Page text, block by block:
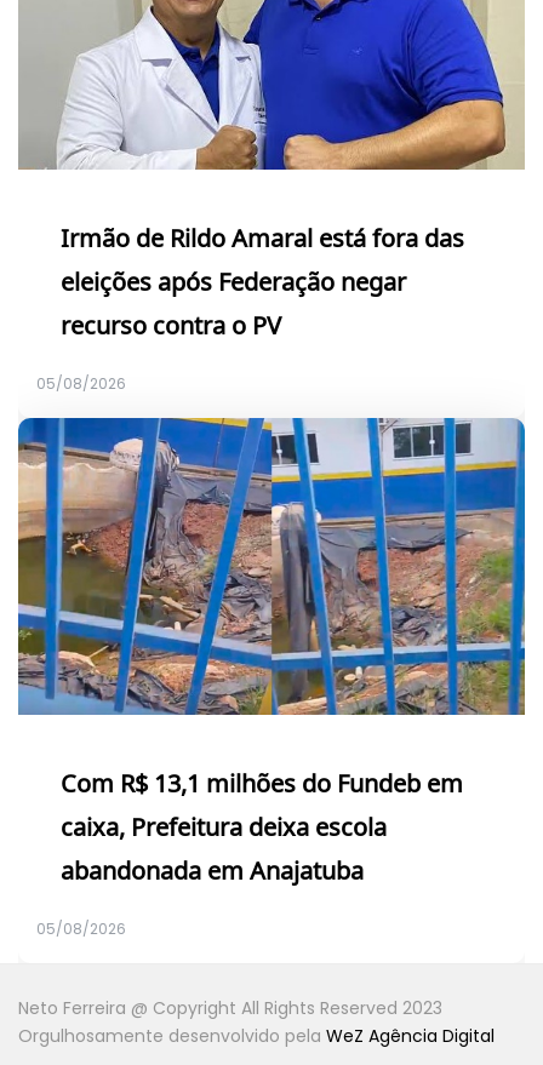
Irmão de Rildo Amaral está fora das
eleições após Federação negar
recurso contra o PV
05/08/2026
Com R$ 13,1 milhões do Fundeb em
caixa, Prefeitura deixa escola
abandonada em Anajatuba
05/08/2026
Neto Ferreira @ Copyright All Rights Reserved 2023
Orgulhosamente desenvolvido pela WeZ Agência Digital